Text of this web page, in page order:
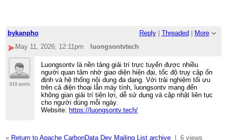
bykanpho Reply| Threaded
More
May 11, 2026; 12:11pm
luongsontvtech
619 posts
Luongsontv là nền tảng giải trí trực tuyến được nhiều
người quan tâm nhờ giao diện hiện đại, tốc độ truy cập ổn
định và hệ thống nội dung đa dạng. Với trải nghiệm tối ưu
trên cả điện thoại lẫn máy tính, luongsontv mang đến
không gian giải trí tiện lợi, dễ sử dụng và cập nhật liên tục
cho người dùng mỗi ngày.
Website: https://luongsontv.tech/
« Return to Apache CarbonData Dev Mailing List archive| 6 views